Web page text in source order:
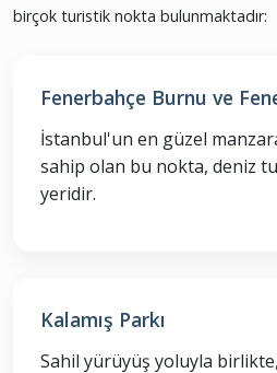
birçok turistik nokta bulunmaktadır:
Fenerbahçe Burnu ve
İstanbul'un en güzel
sahip olan bu nokta, deniz
yeridir.
Kalamış Parkı
Sahil yürüyüş yoluyla